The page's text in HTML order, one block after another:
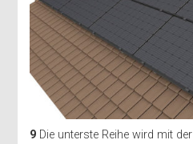
9 Die unterste Reihe wird mit der